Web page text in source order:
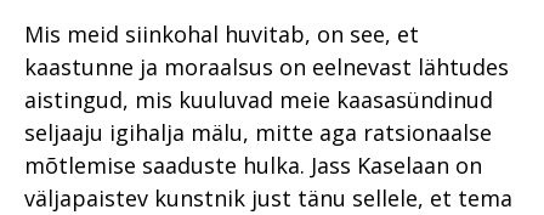
Mis meid siinkohal huvitab, on see, et
kaastunne ja moraalsus on eelnevast lähtudes
aistingud, mis kuuluvad meie kaasasündinud
seljaaju igihalja mälu, mitte aga ratsionaalse
mõtlemise saaduste hulka. Jass Kaselaan on
väljapaistev kunstnik just tänu sellele, et tema